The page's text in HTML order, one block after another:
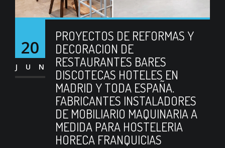
20
JUN
PROYECTOS DE REFORMAS Y
DECORACION DE
RESTAURANTES BARES
DISCOTECAS HOTELES EN
MADRID Y TODA ESPAÑA.
FABRICANTES INSTALADORES
DE MOBILIARIO MAQUINARIA A
MEDIDA PARA HOSTELERIA
HORECA FRANQUICIAS